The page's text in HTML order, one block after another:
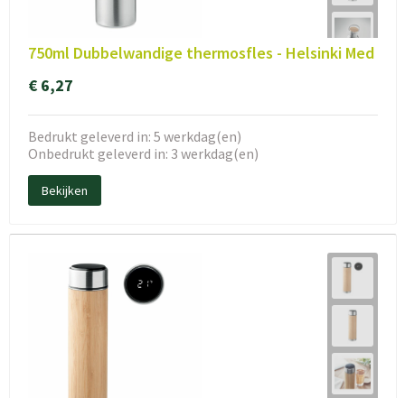
750ml Dubbelwandige thermosfles - Helsinki Med
€ 6,27
Bedrukt geleverd in: 5 werkdag(en)
Onbedrukt geleverd in: 3 werkdag(en)
Bekijken